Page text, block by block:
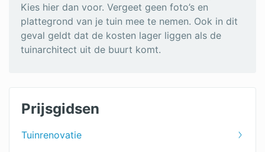
Kies hier dan voor. Vergeet geen foto’s en
plattegrond van je tuin mee te nemen. Ook in dit
geval geldt dat de kosten lager liggen als de
tuinarchitect uit de buurt komt.
Prijsgidsen
Tuinrenovatie